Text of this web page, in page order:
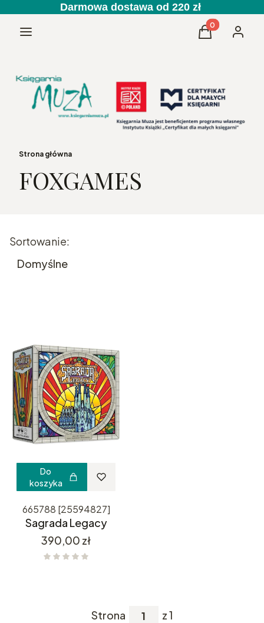
Darmowa dostawa od 220 zł
Menu Produkty w
Koszyk
Strona główna
FOXGAMES
Lista produktów
Sortowanie:
Domyślne
Do
koszyka
665788 [25594827]
Sagrada Legacy
Cena
390,00 zł
Strona z 1